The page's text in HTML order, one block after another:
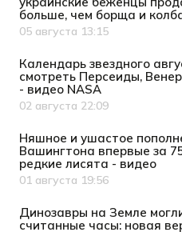
больше, чем борща и
Дата публикации
05 августа 13:15
Календарь звездного
смотреть Персеиды,
- видео NASA
Дата публикации
02 августа 22:09
Няшное и ушастое
Вашингтона впервые за
редкие лисята - видео
Дата публикации
01 августа 19:56
Динозавры на Земле
считанные часы: новая